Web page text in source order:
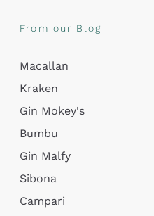
From our Blog
Macallan
Kraken
Gin Mokey's
Bumbu
Gin Malfy
Sibona
Campari